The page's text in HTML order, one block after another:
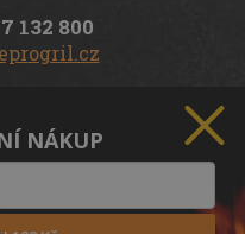
132 800
práva vyhrazena.
NÁKUP